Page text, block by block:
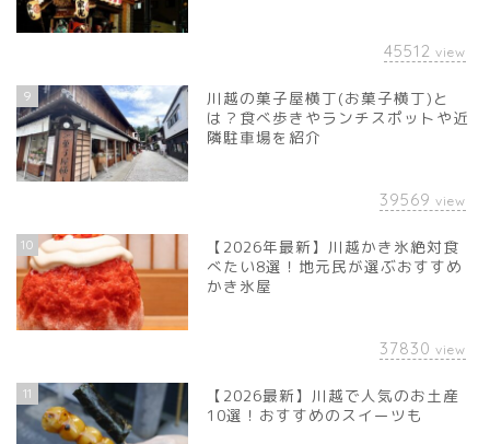
45512 view
9
川越の菓子屋横丁(お菓子横丁)と
は？食べ歩きやランチスポットや近
隣駐車場を紹介
39569 view
10
【2026年最新】川越かき氷絶対食
べたい8選！地元民が選ぶおすすめ
かき氷屋
37830 view
11
【2026最新】川越で人気のお土産
10選！おすすめのスイーツも